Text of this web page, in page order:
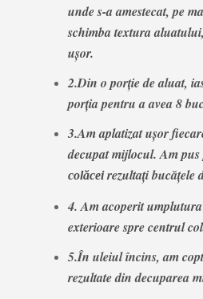
unde s-a amestecat, pe
schimba textura
ușor.
2.Din o porție de aluat,
porția pentru a avea 8
3.Am aplatizat ușor
decupat mijlocul. Am
colăceirezultați bucățele
4. Am acoperit
exterioare spre centrul
5.În uleiul încins, am
rezultate din decuparea